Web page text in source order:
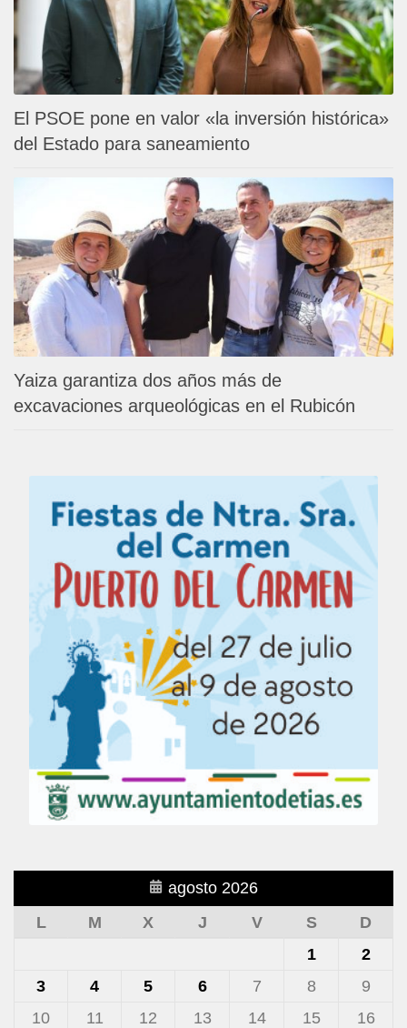
El PSOE pone en valor «la inversión histórica»
del Estado para saneamiento
Yaiza garantiza dos años más de
excavaciones arqueológicas en el Rubicón
agosto 2026
L
M X J V S
D
1
2
3
4 5 6 7 8
9
10
11 12 13 14 15
16